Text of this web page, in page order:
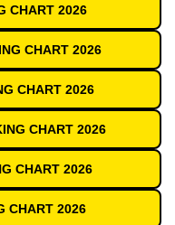
CHART 2026
CHART 2026
CHART 2026
CHART 2026
CHART 2026
CHART 2026